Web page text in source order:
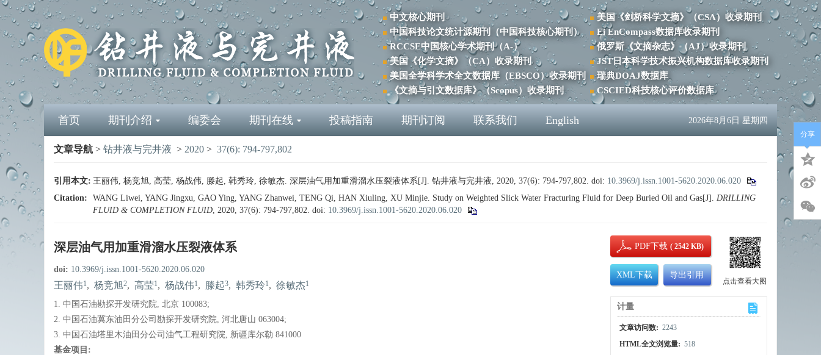
中文核心期刊
中国科技论文统计源期刊（中国科技核心期刊）
RCCSE中国核心学术期刊（A-）
美国《化学文摘》（CA）收录期刊
美国全学科学术全文数据库（EBSCO）收录期刊
《文摘与引文数据库》（Scopus）收录期刊
美国《剑桥科学文摘》（CSA）收录期刊
Ei EnCompass数据库收录期刊
俄罗斯《文摘杂志》（AJ）收录期刊
JST日本科学技术振兴机构数据库收录期刊
瑞典DOAJ数据库
CSCIED科技核心评价数据库
首页 期刊介绍 编委会 期刊在线 投稿指南 期刊订阅 联系我们 English 2026年8月6日 星期四
文章导航 > 钻井液与完井液 > 2020 > 37(6): 794-797,802
引用本文: 王丽伟, 杨竞旭, 高莹, 杨战伟, 滕起, 韩秀玲, 徐敏杰. 深层油气用加重滑溜水压裂液体系[J]. 钻井液与完井液, 2020, 37(6): 794-797,802. doi: 10.3969/j.issn.1001-5620.2020.06.020
Citation:
WANG Liwei, YANG Jingxu, GAO Ying, YANG Zhanwei, TENG Qi, HAN Xiuling, XU Minjie. Study on Weighted Slick Water Fracturing Fluid for Deep Buried Oil and Gas[J]. DRILLING
FLUID & COMPLETION FLUID, 2020, 37(6): 794-797,802. doi: 10.3969/j.issn.1001-5620.2020.06.020
深层油气用加重滑溜水压裂液体系
doi: 10.3969/j.issn.1001-5620.2020.06.020
王丽伟1, 杨竞旭2, 高莹1, 杨战伟1, 滕起3, 韩秀玲1, 徐敏杰1
1. 中国石油勘探开发研究院, 北京 100083;
2. 中国石油冀东油田分公司勘探开发研究院, 河北唐山 063004;
3. 中国石油塔里木油田分公司油气工程研究院, 新疆库尔勒 841000
基金项目:
PDF下载( 2542 KB)
XML下载 导出引用
点击查看大图
计量
文章访问数: 2243
HTML全文浏览量: 518
分享